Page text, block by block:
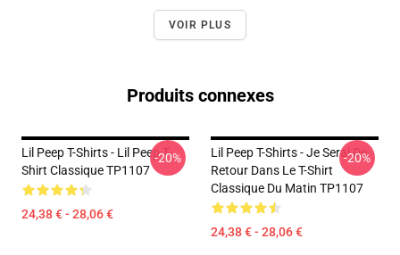
VOIR PLUS
Produits connexes
Lil Peep T-Shirts - Lil Peep T-
Shirt Classique TP1107
24,38 € - 28,06 €
-20%
Lil Peep T-Shirts - Je Serai De
Retour Dans Le T-Shirt
Classique Du Matin TP1107
24,38 € - 28,06 €
-20%